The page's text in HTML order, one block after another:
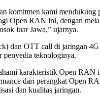
komitmen kami mendukung
Open RAN ini, dengan
luar Jawa,” ujarnya.
dan OTT call di jaringan
penyedia teknologinya.
karakteristik Open RAN
dari perangkat Open
dan kualitas jaringan.